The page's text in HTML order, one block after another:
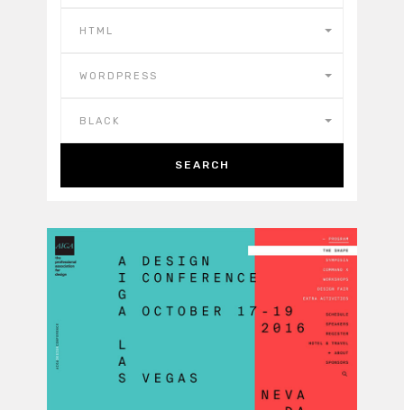
HTML
WORDPRESS
BLACK